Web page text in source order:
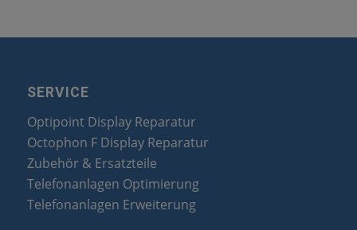
SERVICE
Optipoint Display Reparatur
Octophon F Display Reparatur
Zubehör & Ersatzteile
Telefonanlagen Optimierung
Telefonanlagen Erweiterung